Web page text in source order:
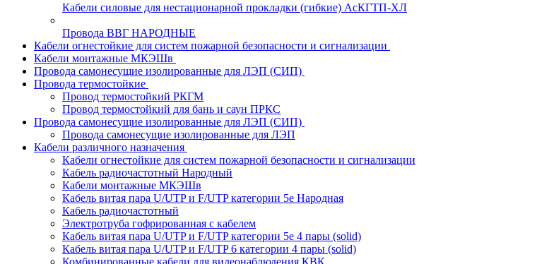
Кабели силовые для нестационарной прокладки (гибкие) АсКГТП-ХЛ
Провода ВВГ НАРОДНЫЕ
Кабели огнестойкие для систем пожарной безопасности и сигнализации
Кабели монтажные МКЭШв
Провода самонесущие изолированные для ЛЭП (СИП)
Провода термостойкие
Провод термостойкий РКГМ
Провод термостойкий для бань и саун ПРКС
Провода самонесущие изолированные для ЛЭП (СИП)
Провода самонесущие изолированные для ЛЭП
Кабели различного назначения
Кабели огнестойкие для систем пожарной безопасности и сигнализации
Кабель радиочастотный Народный
Кабели монтажные МКЭШв
Кабель витая пара U/UTP и F/UTP категории 5е Народная
Кабель радиочастотный
Электротруба гофрированная с кабелем
Кабель витая пара U/UTP и F/UTP категории 5e 4 пары (solid)
Кабель витая пара U/UTP и F/UTP 6 категории 4 пары (solid)
Комбинированные кабели для видеонаблюдения КВК